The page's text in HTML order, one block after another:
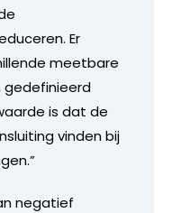
Er
meetbare
gedefinieerd
is dat de
vinden bij
negatief